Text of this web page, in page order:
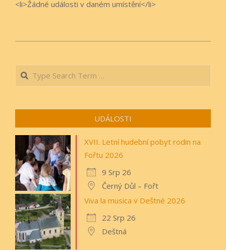
<li>Źádné události v daném umístění</li>
30
Search
UDÁLOSTI
XVII. Letní hudební pobyt rodin na
Fořtu 2026
9 Srp 26
Černý Důl – Fořt
Viva la musica v Deštné 2026
22 Srp 26
Deštná